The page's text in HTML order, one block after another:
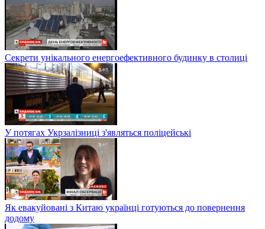
Секрети унікального енергоефективного будинку в столиці
У потягах Укрзалізниці з'являться поліцейські
Як евакуйовані з Китаю українці готуються до повернення
додому